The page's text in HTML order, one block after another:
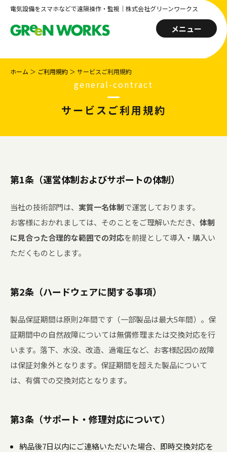
電気設備をスマホなどで遠隔操作・監視｜株式会社グリーンワークス
メニュー
ホーム ＞ ご利用規約 ＞ サービスご利用規約
general-contract
サービスご利用規約
第1条（運営体制およびサポートの体制）
当社の技術部門は、 実質一名体制で運営しております。
お客様におかれましては、そのことをご理解いただき、 体制
に見合った合理的な範囲での対応を前提として導入・購入い
ただくものとします。
第2条（ハードウェアに関する事項）
製品保証期間は原則2年間です（一部製品は最大5年間）。保
証期間中の自然故障については無償修理または交換対応を行
います。落下、水没、改造、過電圧など、お客様起因の故障
は保証対象外となります。保証期間を超えた製品について
は、有償での交換対応となります。
第3条（サポート・修理対応について）
納品後7日以内にご連絡いただいた場合、即時交換対応を